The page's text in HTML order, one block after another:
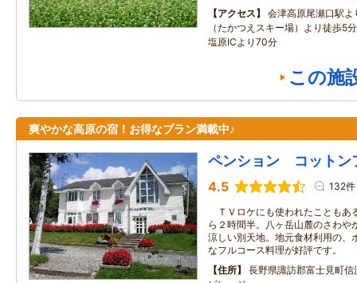
アクセス
会津高原尾瀬口駅
（たかつえスキー場）より徒歩5
塩原ICより70分
この施
爽やかな高原の宿！お得なプラン満載中♪
ペンション コットン
4.5 132件
ＴＶロケにも使われたこともあ
ら２時間半。八ヶ岳山麓のさわ
涼しい別天地。地元食材利用の、
なフルコース料理が好評です。
住所
長野県諏訪郡富士見町